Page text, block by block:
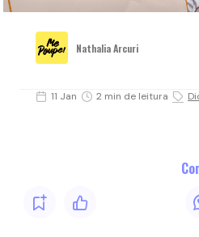
Nathalia Arcuri
11 Jan 2 min de leitura